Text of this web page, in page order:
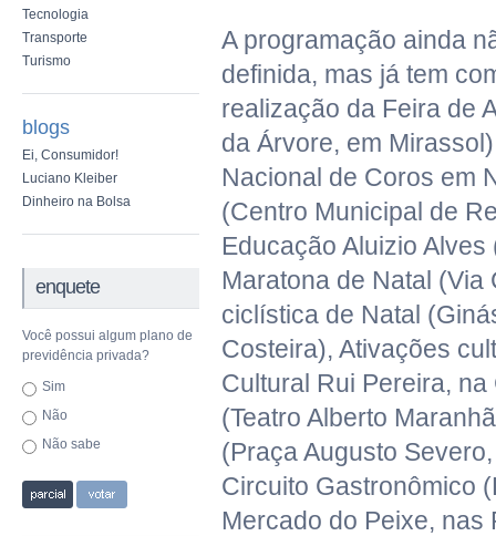
Tecnologia
Transporte
Turismo
blogs
Ei, Consumidor!
Luciano Kleiber
Dinheiro na Bolsa
enquete
Você possui algum plano de
previdência privada?
Sim
Não
Não sabe
A programação ainda
definida, mas já tem
realização da Feira de
da Árvore, em
Nacional de Coros em
(Centro Municipal de
Educação Aluizio
Maratona de Natal (Via
ciclística de Natal
Costeira), Ativações
Cultural Rui Pereira,
(Teatro Alberto
(Praça Augusto
Circuito Gastronômico
Mercado do Peixe, nas